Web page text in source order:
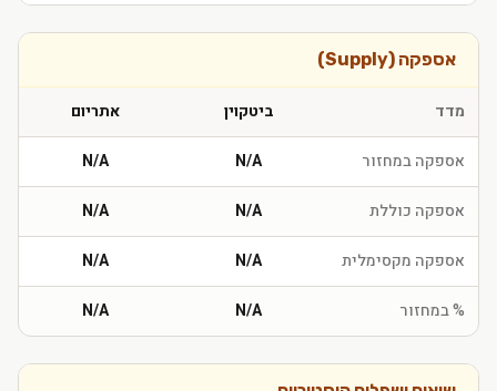
אספקה (Supply)
מדד ביטקוין אתריום
אספקה במחזור N/A
N/A
אספקה כוללת N/A
N/A
אספקה מקסימלית N/A
N/A
% במחזור N/A
N/A